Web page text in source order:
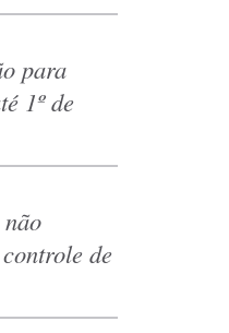
para
1º de
de